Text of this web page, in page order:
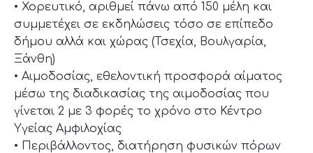
• Χορευτικό, αριθμεί πάνω από 150 μέλη και
συμμετέχει σε εκδηλώσεις τόσο σε επίπεδο
δήμου αλλά και χώρας (Τσεχία, Βουλγαρία,
Ξάνθη)
• Αιμοδοσίας, εθελοντική προσφορά αίματος
μέσω της διαδικασίας της αιμοδοσίας που
γίνεται 2 με 3 φορές το χρόνο στο Κέντρο
Υγείας Αμφιλοχίας
• Περιβάλλοντος, διατήρηση φυσικών πόρων